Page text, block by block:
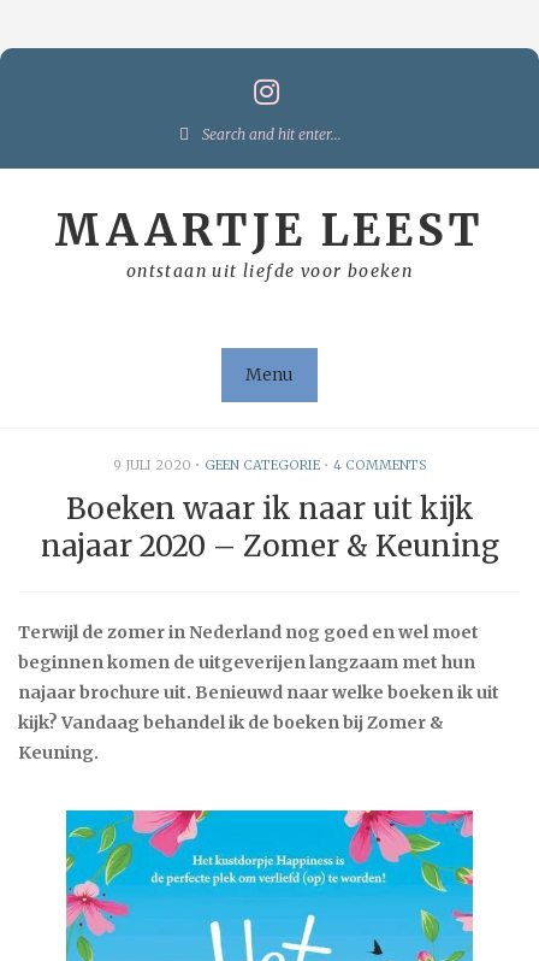
Search
MAARTJE LEEST
ontstaan uit liefde voor boeken
Menu
9 JULI 2020 • GEEN CATEGORIE• 4 COMMENTS
Boeken waar ik naar uit kijk
najaar 2020 – Zomer & Keuning
Terwijl de zomer in Nederland nog goed en wel moet
beginnen komen de uitgeverijen langzaam met hun
najaar brochure uit. Benieuwd naar welke boeken ik uit
kijk? Vandaag behandel ik de boeken bij Zomer &
Keuning.